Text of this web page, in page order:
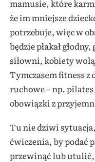
mamusie, które
że im mniejsze
potrzebuje, więc w
będzie płakał
siłowni, kobiety
Tymczasem fitness z
ruchowe – np. pilates
obowiązki z
Tu nie dziwi
ćwiczenia, by podać
przewinąć lub utulić,